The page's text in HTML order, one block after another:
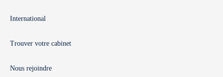
International
Trouver votre cabinet
Nous rejoindre